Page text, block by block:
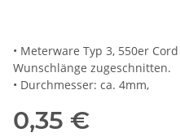
• Meterware Typ 3, 550er
Wunschlänge zugeschnitten.
• Durchmesser: ca. 4mm,
0,35 €